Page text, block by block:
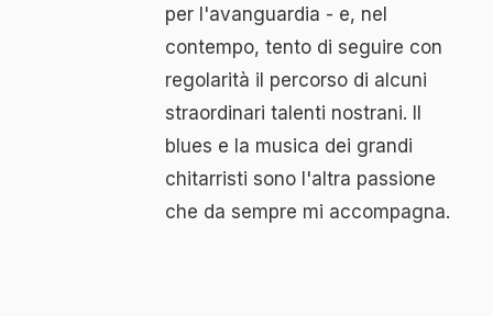
per l'avanguardia - e, nel
contempo, tento di seguire con
regolarità il percorso di alcuni
straordinari talenti nostrani. Il
blues e la musica dei grandi
chitarristi sono l'altra passione
che da sempre mi accompagna.